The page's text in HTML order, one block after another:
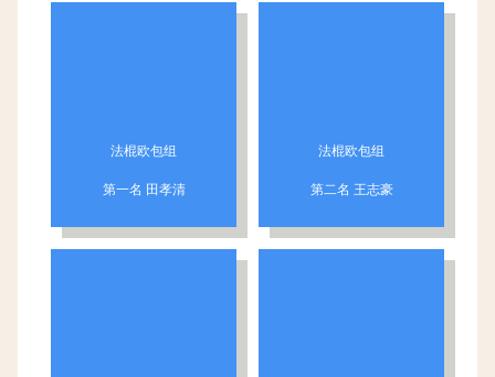
法棍欧包组
第一名 田孝清
法棍欧包组
第二名 王志豪